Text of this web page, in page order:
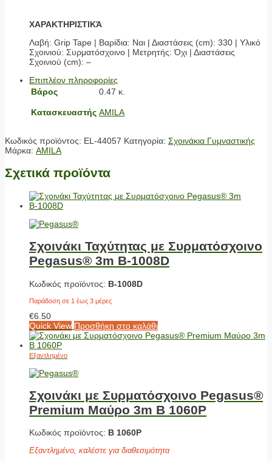
ΧΑΡΑΚΤΗΡΙΣΤΙΚΆ
Λαβή: Grip Tape | Βαρίδια: Ναι | Διαστάσεις (cm): 330 | Υλικό
Σχοινιού: Συρματόσχοινο | Μετρητής: Όχι | Διαστάσεις
Σχοινιού (cm): –
Επιπλέον πληροφορίες
Βάρος
0.47 κ.
Κατασκευαστής AMILA
Κωδικός προϊόντος: EL-44057 Κατηγορία: Σχοινάκια Γυμναστικής
Μάρκα: AMILA
Σχετικά προϊόντα
Σχοινάκι Ταχύτητας με Συρματόσχοινο
Pegasus® 3m Β-1008D
Κωδικός προϊόντος: Β-1008D
Παράδοση σε 1 έως 3 μέρες
€6.50
Quick View Προσθήκη στο καλάθι
Εξαντλημένο
Σχοινάκι με Συρματόσχοινο Pegasus®
Premium Μαύρο 3m Β 1060P
Κωδικός προϊόντος: Β 1060P
Εξαντλημένο, καλέστε για διαθεσιμότητα